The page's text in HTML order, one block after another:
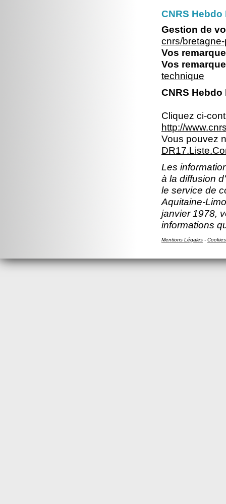
CNRS
Gestion de
cnrs/
Vos
Vos
technique
CNRS
Cliquez ci-
http://
Vous pouvez
Les
à la diffusion
le service de
Aquitaine-
janvier 1978,
informations
Mentions Légales - Cookies